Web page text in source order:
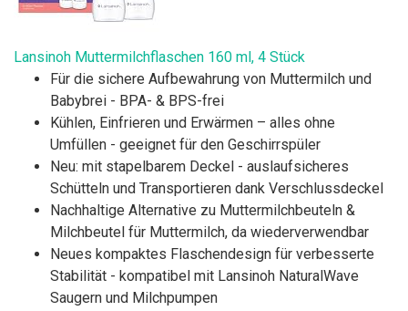
Lansinoh Muttermilchflaschen 160 ml, 4 Stück
Für die sichere Aufbewahrung von Muttermilch und
Babybrei - BPA- & BPS-frei
Kühlen, Einfrieren und Erwärmen – alles ohne
Umfüllen - geeignet für den Geschirrspüler
Neu: mit stapelbarem Deckel - auslaufsicheres
Schütteln und Transportieren dank Verschlussdeckel
Nachhaltige Alternative zu Muttermilchbeuteln &
Milchbeutel für Muttermilch, da wiederverwendbar
Neues kompaktes Flaschendesign für verbesserte
Stabilität - kompatibel mit Lansinoh NaturalWave
Saugern und Milchpumpen